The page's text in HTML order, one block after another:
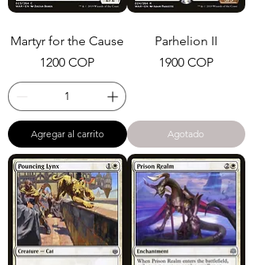
Martyr for the Cause
Precio
1200 COP
Agregar al carrito
Parhelion II
Precio
1900 COP
Agotado